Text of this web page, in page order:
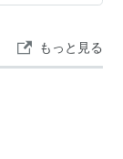
もっと見る